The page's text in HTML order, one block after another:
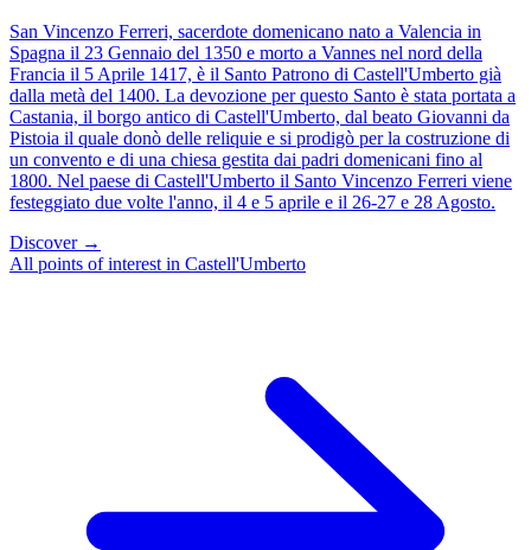
San Vincenzo Ferreri, sacerdote domenicano nato a Valencia in
Spagna il 23 Gennaio del 1350 e morto a Vannes nel nord della
Francia il 5 Aprile 1417, è il Santo Patrono di Castell'Umberto già
dalla metà del 1400. La devozione per questo Santo è stata portata a
Castania, il borgo antico di Castell'Umberto, dal beato Giovanni da
Pistoia il quale donò delle reliquie e si prodigò per la costruzione di
un convento e di una chiesa gestita dai padri domenicani fino al
1800. Nel paese di Castell'Umberto il Santo Vincenzo Ferreri viene
festeggiato due volte l'anno, il 4 e 5 aprile e il 26-27 e 28 Agosto.
Discover →
All points of interest in Castell'Umberto